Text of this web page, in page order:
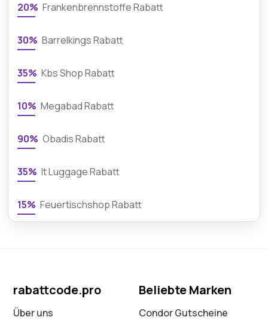
20% Frankenbrennstoffe Rabatt
30% Barrelkings Rabatt
35% Kbs Shop Rabatt
10% Megabad Rabatt
90% Obadis Rabatt
35% It Luggage Rabatt
15% Feuertischshop Rabatt
rabattcode.pro
Über uns
Beliebte Marken
Condor Gutscheine